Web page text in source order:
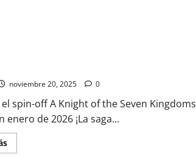
noviembre 20, 2025 0
spin-off A Knight of the Seven Kingdoms
enero de 2026 ¡La saga...
Leer
más